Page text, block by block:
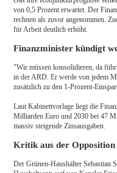
von 0,5 Prozent erwartet. Der
rechnen als zuvor angenommen.
für Arbeit deutlich erhöht.
Finanzminister kündigt
"Wir müssen konsolidieren, da
in der ARD. Er werde von jedem
zusätzlich zu den 1-Prozent-
Laut Kabinettvorlage liegt die
Milliarden Euro und 2030 bei 47
massiv steigende Zinsausgaben.
Kritik aus der Opposition
Der Grünen-Haushälter Sebastian